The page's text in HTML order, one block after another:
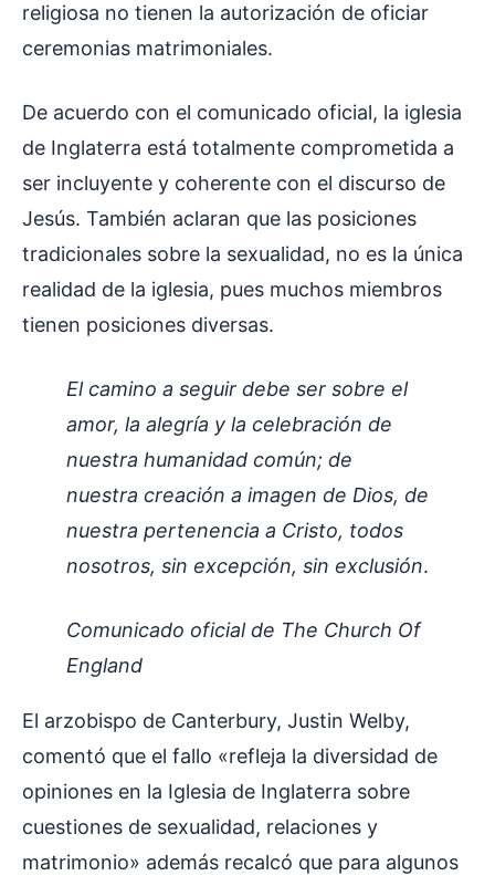
religiosa no tienen la autorización de oficiar
ceremonias matrimoniales.
De acuerdo con el comunicado oficial, la iglesia
de Inglaterra está totalmente comprometida a
ser incluyente y coherente con el discurso de
Jesús. También aclaran que las posiciones
tradicionales sobre la sexualidad, no es la única
realidad de la iglesia, pues muchos miembros
tienen posiciones diversas.
El camino a seguir debe ser sobre el
amor, la alegría y la celebración de
nuestra humanidad común; de
nuestra creación a imagen de Dios, de
nuestra pertenencia a Cristo, todos
nosotros, sin excepción, sin exclusión.
Comunicado oficial de The Church Of
England
El arzobispo de Canterbury, Justin Welby,
comentó que el fallo «refleja la diversidad de
opiniones en la Iglesia de Inglaterra sobre
cuestiones de sexualidad, relaciones y
matrimonio» además recalcó que para algunos